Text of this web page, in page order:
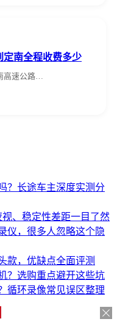
定南全程收费多少
高速公路…
？长途车主深度实测分
、稳定性差距一目了然
仪，很多人忽略这个隐
款，优缺点全面评测
？选购重点避开这些坑
循环录像常见误区整理